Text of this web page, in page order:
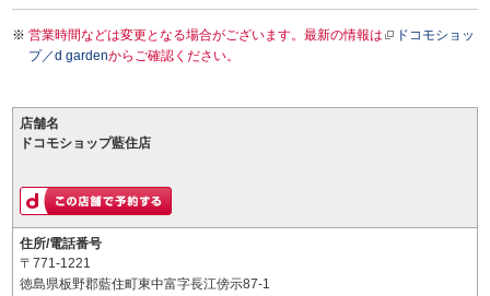
営業時間などは変更となる場合がございます。最新の情報は
ドコモショッ
プ／d gardenからご確認ください。
店舗名
ドコモショップ藍住店
住所/電話番号
〒771-1221
徳島県板野郡藍住町東中富字長江傍示87-1